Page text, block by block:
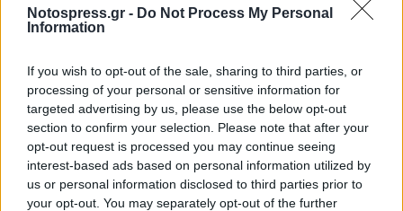
Notospress.gr - Do Not Process My Personal
Information
If you wish to opt-out of the sale, sharing to third parties, or
processing of your personal or sensitive information for
targeted advertising by us, please use the below opt-out
section to confirm your selection. Please note that after your
opt-out request is processed you may continue seeing
interest-based ads based on personal information utilized by
us or personal information disclosed to third parties prior to
your opt-out. You may separately opt-out of the further